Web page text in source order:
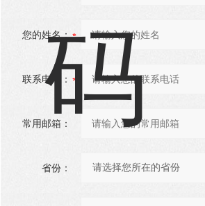
您的姓名：
联系电话：
常用邮箱：
省份：